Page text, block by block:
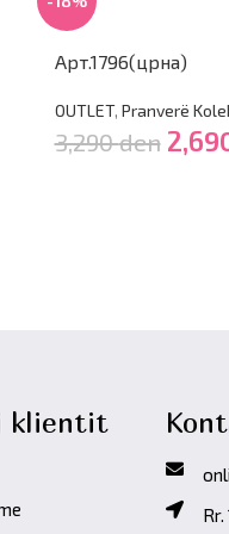
Арт.1796(црна)
OUTLET, Pranverë
3,290den
klientit